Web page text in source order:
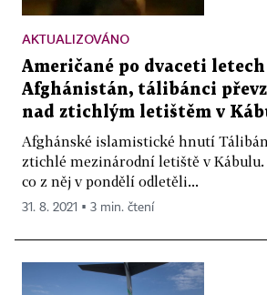
AKTUALIZOVÁNO
Američané po dvaceti
Afghánistán, tálibánci
nad ztichlým letištěm v
Afghánské islamistické hnutí
ztichlé mezinárodní letiště v Kábulu.
co z něj v pondělí odletěli...
31. 8. 2021 ▪ 3 min. čtení